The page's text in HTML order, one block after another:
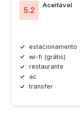
5.2
Aceitável
estacionamento
wi-fi (grátis)
restaurante
ac
transfer